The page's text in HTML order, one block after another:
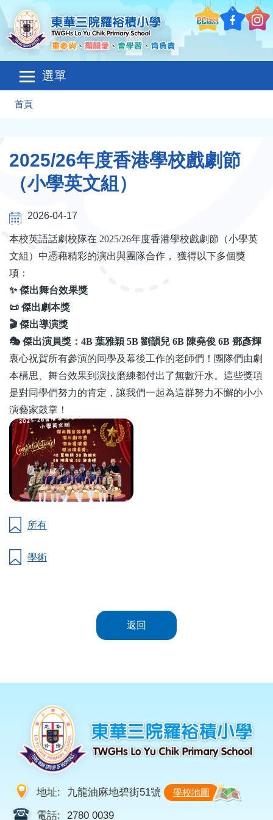
移至主內容
選單
Main
navigation
導
結
首頁
2025/26年度香港學校戲劇節
（小學英文組）
2026-04-17
本校英語話劇校隊在 2025/26年度香港學校戲劇節（小學英
文組）中憑藉精彩的演出與團隊合作， 獲得以下多個獎
項：
✨ 傑出舞台效果獎
📜 傑出劇本獎
🎬 傑出導演獎
🎭 傑出演員獎： 4B 葉雅穎 5B 劉韻兒 6B 陳堯俊 6B 鄧彥輝
衷心祝賀所有參演的同學及幕後工作的老師們！團隊們由劇
本構思、舞台效果到演技磨練都付出了無數汗水。這些獎項
是對同學們努力的肯定，讓我們一起為這群努力不懈的小小
演藝家鼓掌！
所有
學術
返回
地址: 九龍油麻地碧街51號 學校地圖
電話: 2780 0039